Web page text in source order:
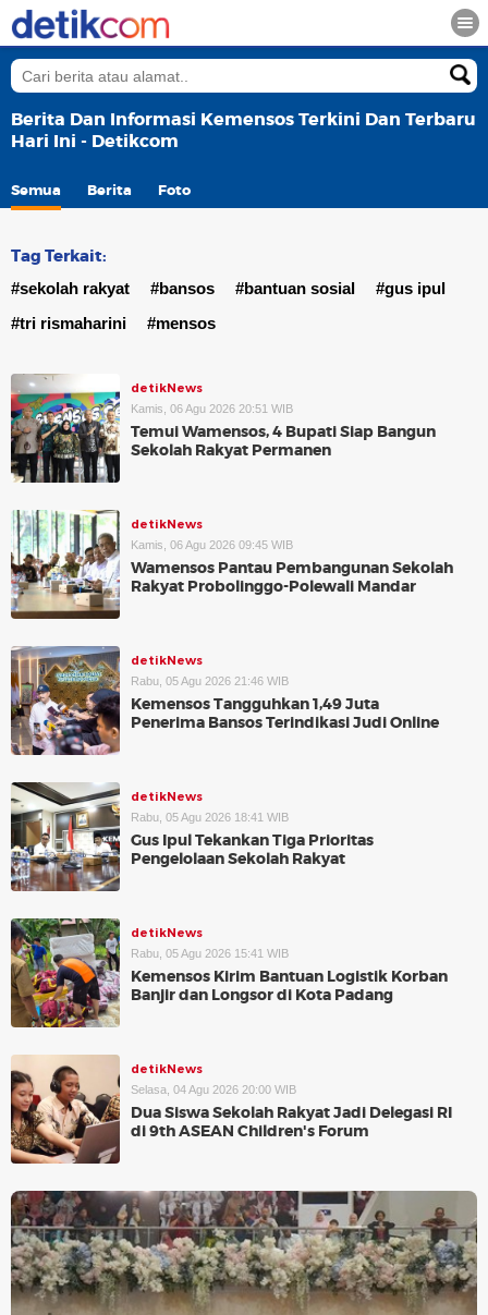
Berita Dan Informasi Kemensos Terkini Dan Terbaru
Hari Ini - Detikcom
Semua Berita Foto
Tag Terkait:
#sekolah rakyat #bansos #bantuan sosial
#gus ipul
#tri rismaharini
#mensos
detikNews
Kamis, 06 Agu 2026 20:51 WIB
Temui Wamensos, 4 Bupati Siap Bangun
Sekolah Rakyat Permanen
detikNews
Kamis, 06 Agu 2026 09:45 WIB
Wamensos Pantau Pembangunan Sekolah
Rakyat Probolinggo-Polewali Mandar
detikNews
Rabu, 05 Agu 2026 21:46 WIB
Kemensos Tangguhkan 1,49 Juta
Penerima Bansos Terindikasi Judi Online
detikNews
Rabu, 05 Agu 2026 18:41 WIB
Gus Ipul Tekankan Tiga Prioritas
Pengelolaan Sekolah Rakyat
detikNews
Rabu, 05 Agu 2026 15:41 WIB
Kemensos Kirim Bantuan Logistik Korban
Banjir dan Longsor di Kota Padang
detikNews
Selasa, 04 Agu 2026 20:00 WIB
Dua Siswa Sekolah Rakyat Jadi Delegasi RI
di 9th ASEAN Children's Forum